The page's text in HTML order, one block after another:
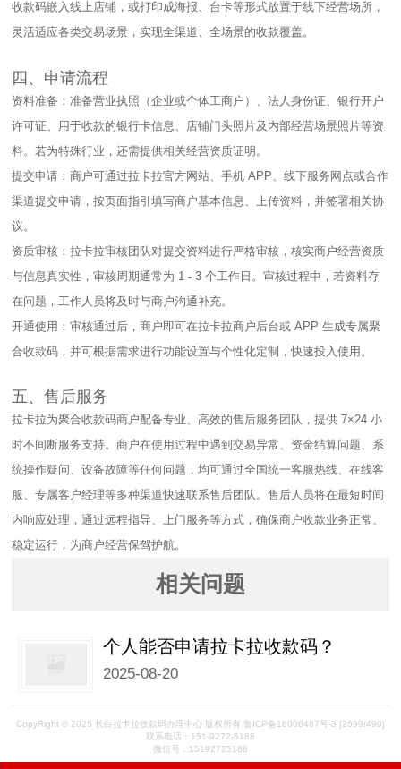
收款码嵌入线上店铺，或打印成海报、台卡等形式放置于线下经营场所，
灵活适应各类交易场景，实现全渠道、全场景的收款覆盖。​
四、申请流程​
资料准备：准备营业执照（企业或个体工商户）、法人身份证、银行开户
许可证、用于收款的银行卡信息、店铺门头照片及内部经营场景照片等资
料。若为特殊行业，还需提供相关经营资质证明。​
提交申请：商户可通过拉卡拉官方网站、手机 APP、线下服务网点或合作
渠道提交申请，按页面指引填写商户基本信息、上传资料，并签署相关协
议。​
资质审核：拉卡拉审核团队对提交资料进行严格审核，核实商户经营资质
与信息真实性，审核周期通常为 1 - 3 个工作日。审核过程中，若资料存
在问题，工作人员将及时与商户沟通补充。​
开通使用：审核通过后，商户即可在拉卡拉商户后台或 APP 生成专属聚
合收款码，并可根据需求进行功能设置与个性化定制，快速投入使用。​
五、售后服务​
拉卡拉为聚合收款码商户配备专业、高效的售后服务团队，提供 7×24 小
时不间断服务支持。商户在使用过程中遇到交易异常、资金结算问题、系
统操作疑问、设备故障等任何问题，均可通过全国统一客服热线、在线客
服、专属客户经理等多种渠道快速联系售后团队。售后人员将在最短时间
内响应处理，通过远程指导、上门服务等方式，确保商户收款业务正常、
稳定运行，为商户经营保驾护航。
相关问题
个人能否申请拉卡拉收款码？
2025-08-20
CopyRight © 2025 长白拉卡拉收款码办理中心 版权所有 鲁ICP备18006487号-3 [2699/490]
联系电话：151-9272-5188
微信号：15192725188